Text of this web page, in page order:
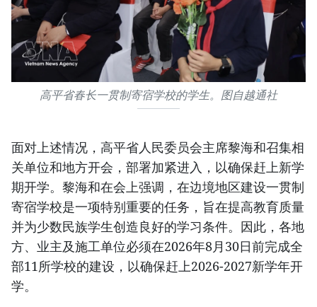
高平省春长一贯制寄宿学校的学生。图自越通社
面对上述情况，高平省人民委员会主席黎海和召集相
关单位和地方开会，部署加紧进入，以确保赶上新学
期开学。黎海和在会上强调，在边境地区建设一贯制
寄宿学校是一项特别重要的任务，旨在提高教育质量
并为少数民族学生创造良好的学习条件。因此，各地
方、业主及施工单位必须在2026年8月30日前完成全
部11所学校的建设，以确保赶上2026-2027新学年开
学。